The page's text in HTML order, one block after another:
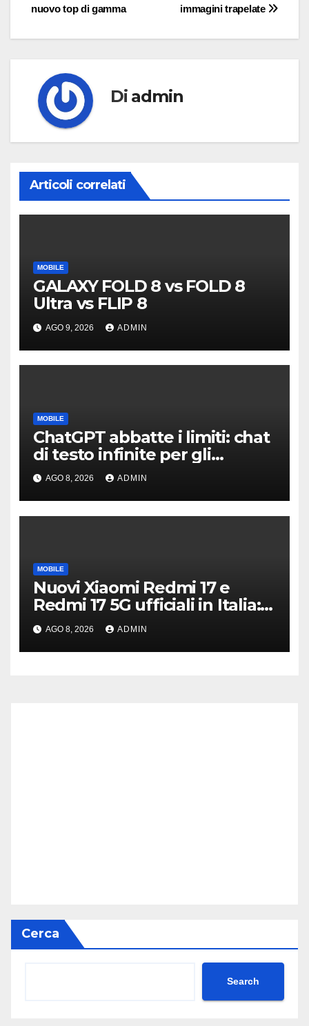
immagini trapelate
nuovo top di gamma
Di admin
Articoli correlati
MOBILE
GALAXY FOLD 8 vs FOLD 8
Ultra vs FLIP 8
AGO 9, 2026 ADMIN
MOBILE
ChatGPT abbatte i limiti: chat
di testo infinite per gli
account gratis e intelligenza
potenziata
AGO 8, 2026 ADMIN
MOBILE
Nuovi Xiaomi Redmi 17 e
Redmi 17 5G ufficiali in Italia:
specifiche tecniche,
differenze e prezzi
AGO 8, 2026 ADMIN
Cerca
Search